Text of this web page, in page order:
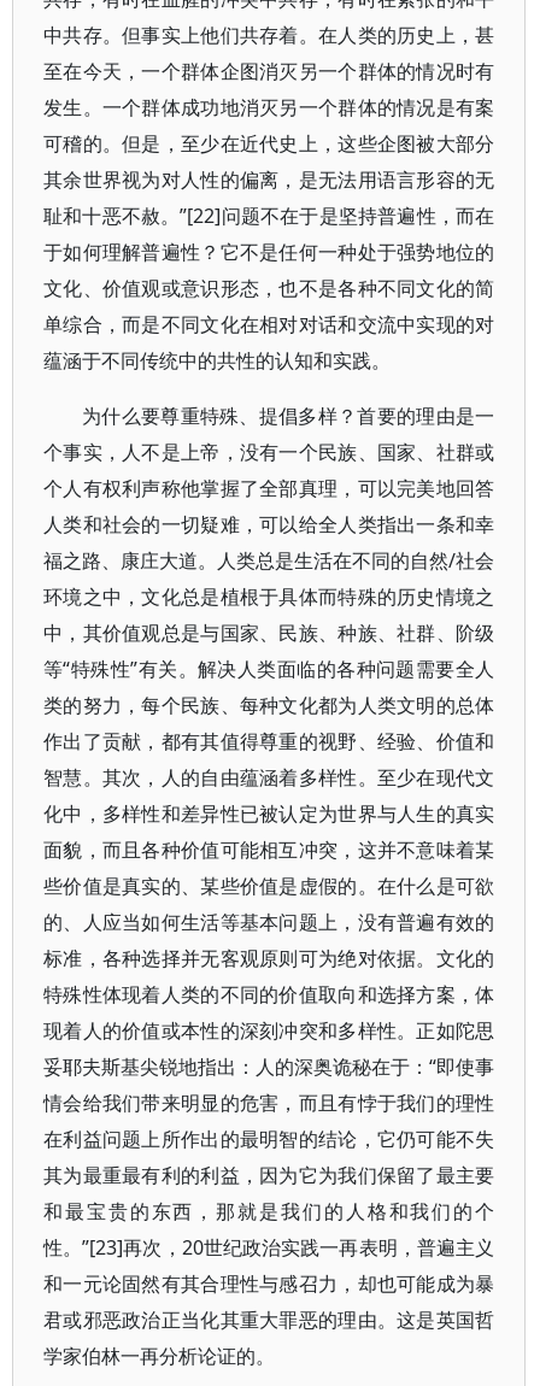
中共存。但事实上他们共存着。在人类的历史上，甚
至在今天，一个群体企图消灭另一个群体的情况时有
发生。一个群体成功地消灭另一个群体的情况是有案
可稽的。但是，至少在近代史上，这些企图被大部分
其余世界视为对人性的偏离，是无法用语言形容的无
耻和十恶不赦。”[22]问题不在于是坚持普遍性，而在
于如何理解普遍性？它不是任何一种处于强势地位的
文化、价值观或意识形态，也不是各种不同文化的简
单综合，而是不同文化在相对对话和交流中实现的对
蕴涵于不同传统中的共性的认知和实践。
为什么要尊重特殊、提倡多样？首要的理由是一
个事实，人不是上帝，没有一个民族、国家、社群或
个人有权利声称他掌握了全部真理，可以完美地回答
人类和社会的一切疑难，可以给全人类指出一条和幸
福之路、康庄大道。人类总是生活在不同的自然/社会
环境之中，文化总是植根于具体而特殊的历史情境之
中，其价值观总是与国家、民族、种族、社群、阶级
等“特殊性”有关。解决人类面临的各种问题需要全人
类的努力，每个民族、每种文化都为人类文明的总体
作出了贡献，都有其值得尊重的视野、经验、价值和
智慧。其次，人的自由蕴涵着多样性。至少在现代文
化中，多样性和差异性已被认定为世界与人生的真实
面貌，而且各种价值可能相互冲突，这并不意味着某
些价值是真实的、某些价值是虚假的。在什么是可欲
的、人应当如何生活等基本问题上，没有普遍有效的
标准，各种选择并无客观原则可为绝对依据。文化的
特殊性体现着人类的不同的价值取向和选择方案，体
现着人的价值或本性的深刻冲突和多样性。正如陀思
妥耶夫斯基尖锐地指出：人的深奥诡秘在于：“即使事
情会给我们带来明显的危害，而且有悖于我们的理性
在利益问题上所作出的最明智的结论，它仍可能不失
其为最重最有利的利益，因为它为我们保留了最主要
和最宝贵的东西，那就是我们的人格和我们的个
性。”[23]再次，20世纪政治实践一再表明，普遍主义
和一元论固然有其合理性与感召力，却也可能成为暴
君或邪恶政治正当化其重大罪恶的理由。这是英国哲
学家伯林一再分析论证的。